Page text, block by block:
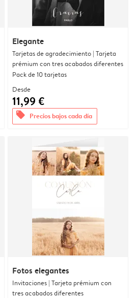
Elegante
Tarjetas de agradecimiento | Tarjeta
prémium con tres acabados diferentes
Pack de 10 tarjetas
Desde
11,99 €
offers Precios bajos cada día
Fotos elegantes
Invitaciones | Tarjeta prémium con
tres acabados diferentes